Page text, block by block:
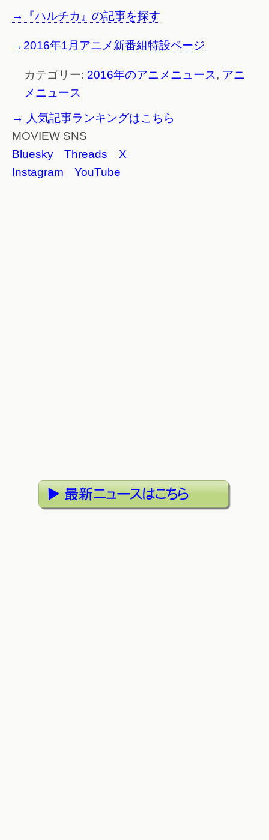
→『ハルチカ』の記事を探す
→2016年1月アニメ新番組特設ページ
カテゴリー: 2016年のアニメニュース, アニ
メニュース
→ 人気記事ランキングはこちら
MOVIEW SNS
Bluesky
Threads
X
Instagram
YouTube